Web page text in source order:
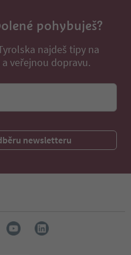
pohybuješ?
najdeš tipy na
veřejnou dopravu.
newsletteru